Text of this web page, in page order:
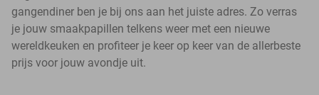
gangendiner ben je bij ons aan het juiste adres. Zo verras
je jouw smaakpapillen telkens weer met een nieuwe
wereldkeuken en profiteer je keer op keer van de allerbeste
prijs voor jouw avondje uit.